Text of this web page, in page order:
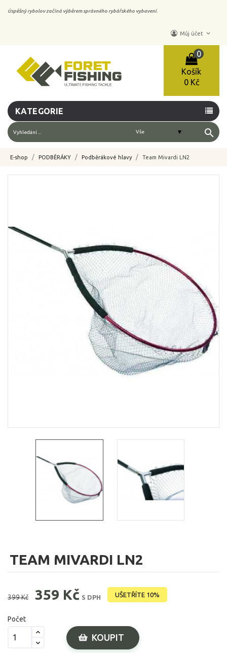
Úspěšný rybolov začíná výběrem správného rybářského vybavení.
Můj účet keyboard_arrow_down
Košík
0
0 Kč
KATEGORIE
search
E-shop PODBĚRÁKY Podběrákové hlavy Team Mivardi LN2
TEAM MIVARDI LN2
399 Kč 359 Kč S DPH UŠETŘÍTE 10%
Počet
KOUPIT